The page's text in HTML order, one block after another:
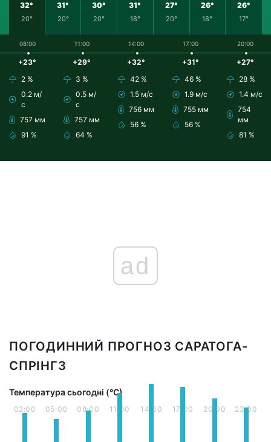
32°
20°
31°
20°
30°
20°
31°
18°
27°
20°
26°
18°
26°
17°
08:00
+23°
2 %
0.2 м/
с
757 мм
91 %
11:00
+29°
3 %
0.5 м/
с
757 мм
64 %
14:00
+32°
42 %
1.5 м/с
756 мм
56 %
17:00
+31°
46 %
1.9 м/с
755 мм
56 %
20:00
+27°
28 %
1.4 м/с
754
мм
81 %
ad
ПОГОДИННИЙ ПРОГНОЗ САРАТОГА-
СПРІНГЗ
Температура сьогодні (°С)
02:00 05:00 08:00 11:00 14:00 17:00 20:00 23:00